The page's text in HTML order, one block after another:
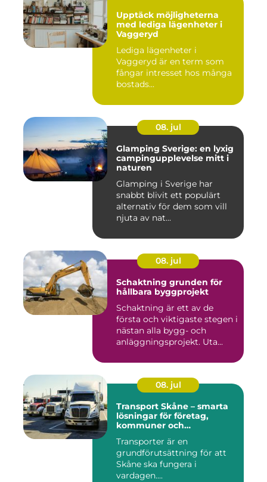
Upptäck möjligheterna
med lediga lägenheter i
Vaggeryd
Lediga lägenheter i
Vaggeryd är en term som
fångar intresset hos många
bostads...
08. jul
Glamping Sverige: en lyxig
campingupplevelse mitt i
naturen
Glamping i Sverige har
snabbt blivit ett populärt
alternativ för dem som vill
njuta av nat...
08. jul
Schaktning grunden för
hållbara byggprojekt
Schaktning är ett av de
första och viktigaste stegen i
nästan alla bygg- och
anläggningsprojekt. Uta...
08. jul
Transport Skåne – smarta
lösningar för företag,
kommuner och
Transporter är en
grundförutsättning för att
Skåne ska fungera i
vardagen....